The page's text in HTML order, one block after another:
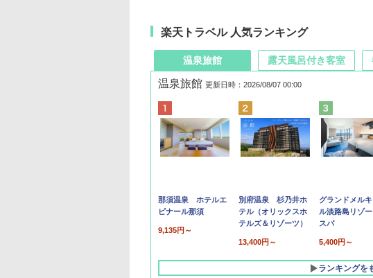
楽天トラベル 人気ランキング
温泉旅館
温泉旅館 更新日時：2026/08/07 00:00
那須温泉 ホテルエ
ピナール那須
9,135円～
別府温泉 杉乃井ホ
テル（オリックスホ
テルズ＆リゾーツ）
13,400円～
グランドメル
ル淡路島リゾー
スパ
5,400円～
ランキングを
露天風呂付き客室